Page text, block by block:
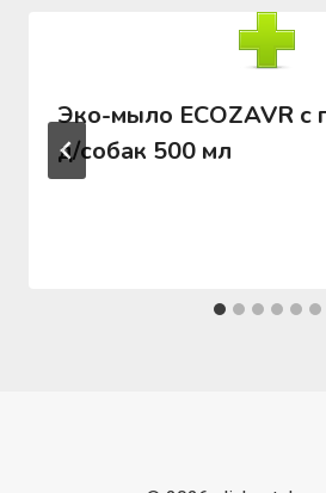
Эко-мыло ECOZAVR с
д/собак 500 мл